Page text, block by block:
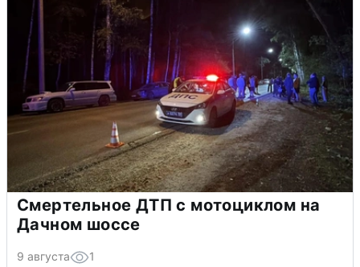
Смертельное ДТП с мотоциклом на
Дачном шоссе
9 августа 1